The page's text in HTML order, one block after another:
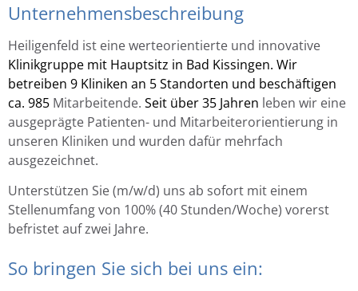
Unternehmensbeschreibung
Heiligenfeld ist eine werteorientierte und innovative
Klinikgruppe mit Hauptsitz in Bad Kissingen. Wir
betreiben 9 Kliniken an 5 Standorten und beschäftigen
ca. 985 Mitarbeitende. Seit über 35 Jahren leben wir eine
ausgeprägte Patienten- und Mitarbeiterorientierung in
unseren Kliniken und wurden dafür mehrfach
ausgezeichnet.
Unterstützen Sie (m/w/d) uns ab sofort mit einem
Stellenumfang von 100% (40 Stunden/Woche) vorerst
befristet auf zwei Jahre.
So bringen Sie sich bei uns ein: